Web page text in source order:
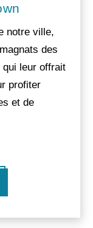
notre ville,
des
leur offrait
profiter
et de